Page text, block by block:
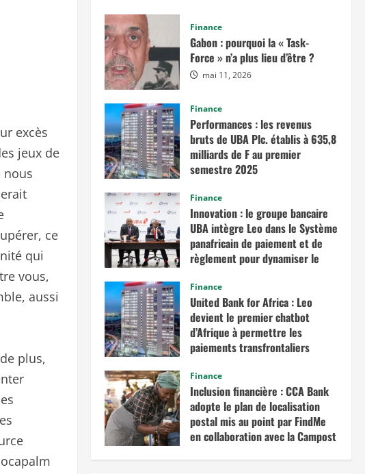
excès
jeux de
nous
ce
qui
vous,
aussi
plus,
Finance
Gabon : pourquoi la « Task-
Force » n’a plus lieu d’être ?
mai 11, 2026
Finance
Performances : les revenus
bruts de UBA Plc. établis à 635,8
milliards de F au premier
semestre 2025
Finance
Innovation : le groupe bancaire
UBA intègre Leo dans le Système
panafricain de paiement et de
règlement pour dynamiser le
août 12, 2025
Finance
United Bank for Africa : Leo
devient le premier chatbot
d’Afrique à permettre les
paiements transfrontaliers
Finance
Inclusion financière : CCA Bank
adopte le plan de localisation
postal mis au point par FindMe
en collaboration avec la Campost